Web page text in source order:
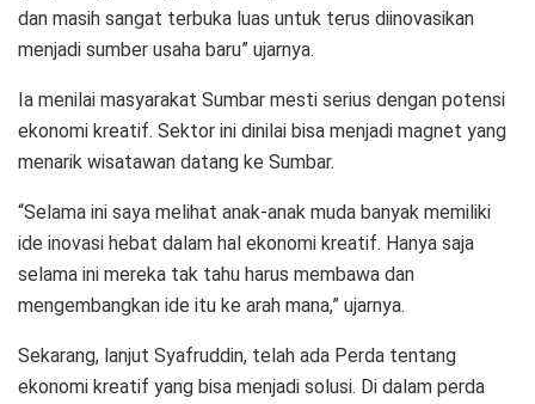
dan masih sangat terbuka luas untuk terus diinovasikan
menjadi sumber usaha baru” ujarnya.
Ia menilai masyarakat Sumbar mesti serius dengan potensi
ekonomi kreatif. Sektor ini dinilai bisa menjadi magnet yang
menarik wisatawan datang ke Sumbar.
“Selama ini saya melihat anak-anak muda banyak memiliki
ide inovasi hebat dalam hal ekonomi kreatif. Hanya saja
selama ini mereka tak tahu harus membawa dan
mengembangkan ide itu ke arah mana,” ujarnya.
Sekarang, lanjut Syafruddin, telah ada Perda tentang
ekonomi kreatif yang bisa menjadi solusi. Di dalam perda